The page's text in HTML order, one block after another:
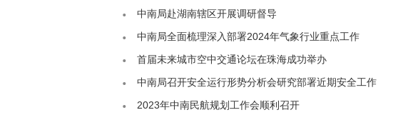
中南局赴湖南辖区开展调研督导
中南局全面梳理深入部署2024年气象行业重点工作
首届未来城市空中交通论坛在珠海成功举办
中南局召开安全运行形势分析会研究部署近期安全工作
2023年中南民航规划工作会顺利召开